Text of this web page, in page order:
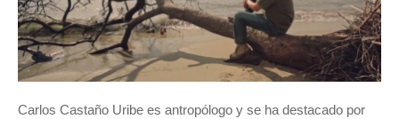
Carlos Castaño Uribe es antropólogo y se ha destacado por